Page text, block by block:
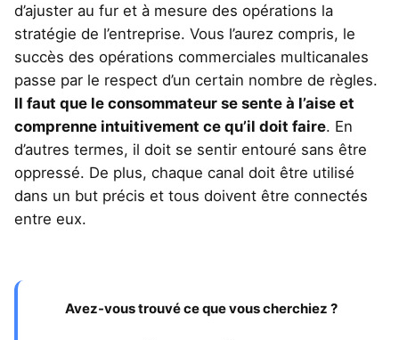
d’ajuster au fur et à mesure des opérations la
stratégie de l’entreprise. Vous l’aurez compris, le
succès des opérations commerciales multicanales
passe par le respect d’un certain nombre de règles.
Il faut que le consommateur se sente à l’aise et
comprenne intuitivement ce qu’il doit faire. En
d’autres termes, il doit se sentir entouré sans être
oppressé. De plus, chaque canal doit être utilisé
dans un but précis et tous doivent être connectés
entre eux.
Avez-vous trouvé ce que vous cherchiez ?